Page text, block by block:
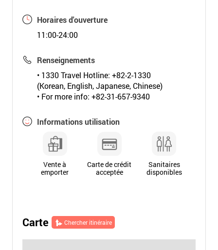
Horaires d'ouverture
11:00-24:00
Renseignements
• 1330 Travel Hotline: +82-2-1330
(Korean, English, Japanese, Chinese)
• For more info: +82-31-657-9340
Informations utilisation
Vente à
emporter
Carte de crédit
acceptée
Sanitaires
disponibles
Carte Chercher itinéraire